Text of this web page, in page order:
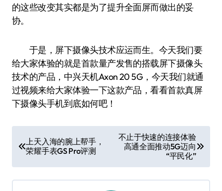
的这些改变其实都是为了提升全面屏而做出的妥
协。
于是，屏下摄像头技术应运而生。今天我们要
给大家体验的就是首款量产发售的搭载屏下摄像头
技术的产品，中兴天机Axon 20 5G，今天我们就通
过视频来给大家体验一下这款产品，看看首款真屏
下摄像头手机到底如何吧！
章
导
航
上天入海的腕上帮手，
荣耀手表GS Pro评测
不止于快速的连接体验
高通全面推动5G迈向
“平民化”